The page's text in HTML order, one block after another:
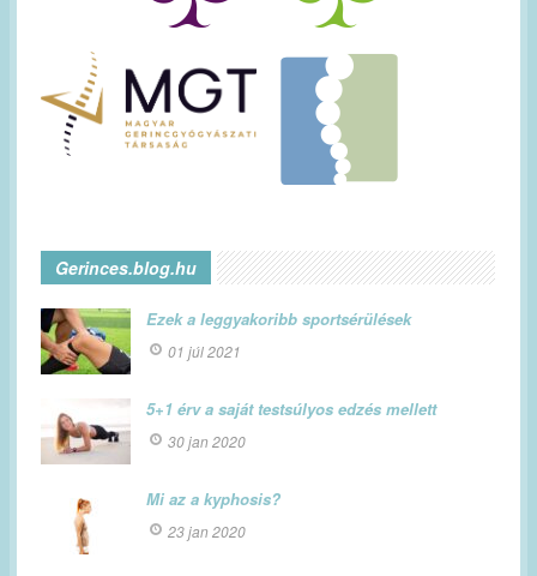
Gerinces.blog.hu
Ezek a leggyakoribb sportsérülések
01 júl 2021
5+1 érv a saját testsúlyos edzés mellett
30 jan 2020
Mi az a kyphosis?
23 jan 2020